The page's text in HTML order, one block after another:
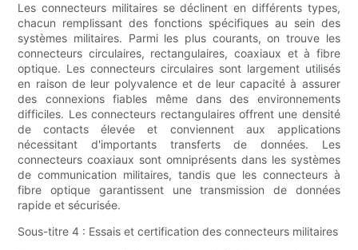
Les connecteurs militaires se déclinent en différents types,
chacun remplissant des fonctions spécifiques au sein des
systèmes militaires. Parmi les plus courants, on trouve les
connecteurs circulaires, rectangulaires, coaxiaux et à fibre
optique. Les connecteurs circulaires sont largement utilisés
en raison de leur polyvalence et de leur capacité à assurer
des connexions fiables même dans des environnements
difficiles. Les connecteurs rectangulaires offrent une densité
de contacts élevée et conviennent aux applications
nécessitant d'importants transferts de données. Les
connecteurs coaxiaux sont omniprésents dans les systèmes
de communication militaires, tandis que les connecteurs à
fibre optique garantissent une transmission de données
rapide et sécurisée.
Sous-titre 4 : Essais et certification des connecteurs militaires